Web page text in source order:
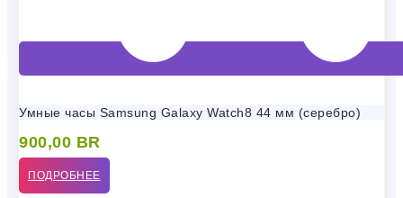
Умные часы Samsung Galaxy Watch8 44 мм (серебро)
900,00 BR
ПОДРОБНЕЕ